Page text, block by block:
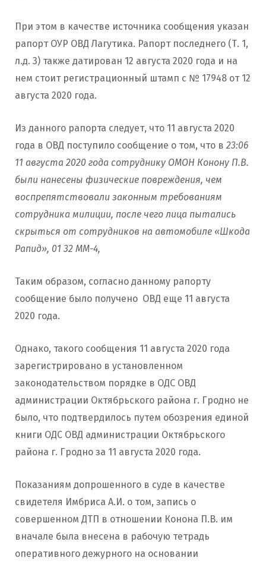
При этом в качестве источника сообщения указан
рапорт ОУР ОВД Лагутика. Рапорт последнего (Т. 1,
л.д. 3) также датирован 12 августа 2020 года и на
нем стоит регистрационный штамп с № 17948 от 12
августа 2020 года.
Из данного рапорта следует, что 11 августа 2020
года в ОВД поступило сообщение о том, что в 23:06
11 августа 2020 года сотруднику ОМОН Конону П.В.
были нанесены физические повреждения, чем
воспрепятствовали законным требованиям
сотрудника милиции, после чего лица пытались
скрыться от сотрудников на автомобиле «Шкода
Рапид», 01 32 ММ-4,
Таким образом, согласно данному рапорту
сообщение было получено ОВД еще 11 августа
2020 года.
Однако, такого сообщения 11 августа 2020 года
зарегистрировано в установленном
законодательством порядке в ОДС ОВД
администрации Октябрьского района г. Гродно не
было, что подтвердилось путем обозрения единой
книги ОДС ОВД администрации Октябрьского
района г. Гродно за 11 августа 2020 года.
Показаниям допрошенного в суде в качестве
свидетеля Имбриса А.И. о том, запись о
совершенном ДТП в отношении Конона П.В. им
вначале была внесена в рабочую тетрадь
оперативного дежурного на основании